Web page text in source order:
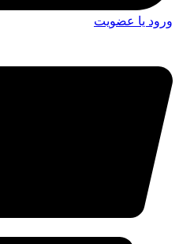
ورود یا عضویت